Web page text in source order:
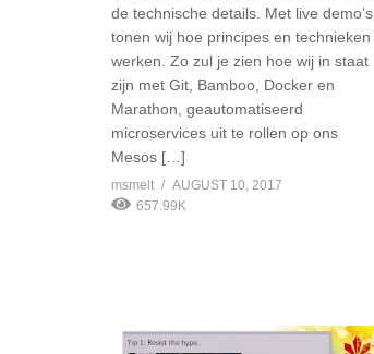
de technische details. Met live demo’s
tonen wij hoe principes en technieken
werken. Zo zul je zien hoe wij in staat
zijn met Git, Bamboo, Docker en
Marathon, geautomatiseerd
microservices uit te rollen op ons
Mesos […]
msmelt
AUGUST 10, 2017
657.99K